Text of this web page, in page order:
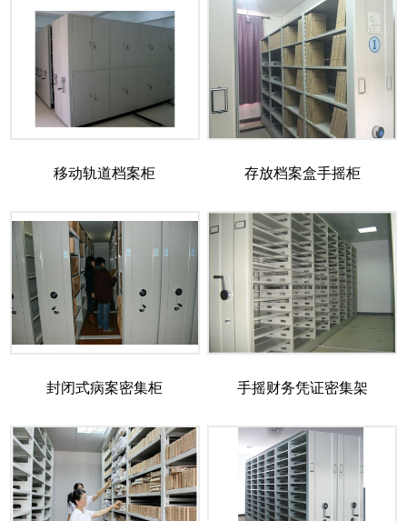
移动轨道档案柜 存放档案盒手摇柜
封闭式病案密集柜 手摇财务凭证密集架